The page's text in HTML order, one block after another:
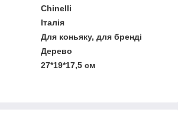
Chinelli
Італія
Для коньяку, для бренді
Дерево
27*19*17,5 см